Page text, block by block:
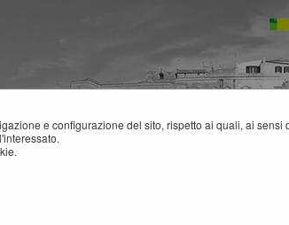
e configurazione del sito, rispetto ai quali, ai